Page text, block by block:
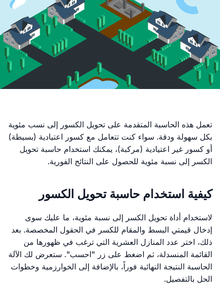
تعمل هذه الحاسبة المتقدمة على تحويل الكسور إلى نسب مئوية
بكل سهولة ودقة. سواء كنت تتعامل مع كسور اعتيادية (بسيطة)
أو كسور غير اعتيادية (مركبة)، يمكنك استخدام حاسبة تحويل
الكسر إلى نسبة مئوية للحصول على النتائج الفورية.
كيفية استخدام حاسبة تحويل الكسور
لاستخدام أداة تحويل الكسر إلى نسبة مئوية، ما عليك سوى
إدخال قيمتي البسط والمقام للكسر في الحقول المخصصة. بعد
ذلك، اختر عدد المنازل العشرية التي ترغب في ظهورها من
القائمة المنسدلة، ثم اضغط على زر "احسب". ستعرض لك الآلة
الحاسبة النتيجة النهائية فوراً، بالإضافة إلى الخوارزمية وخطوات
الحل بالتفصيل.